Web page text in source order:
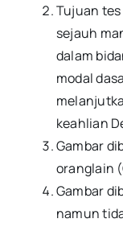
Tujuan
sejauh
dalam
modal
keahlian
Gambar
oranglain
Gambar
namun